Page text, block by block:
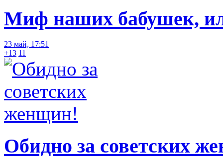
Миф наших бабушек,
23 май, 17:51
+13 11
Обидно за советских